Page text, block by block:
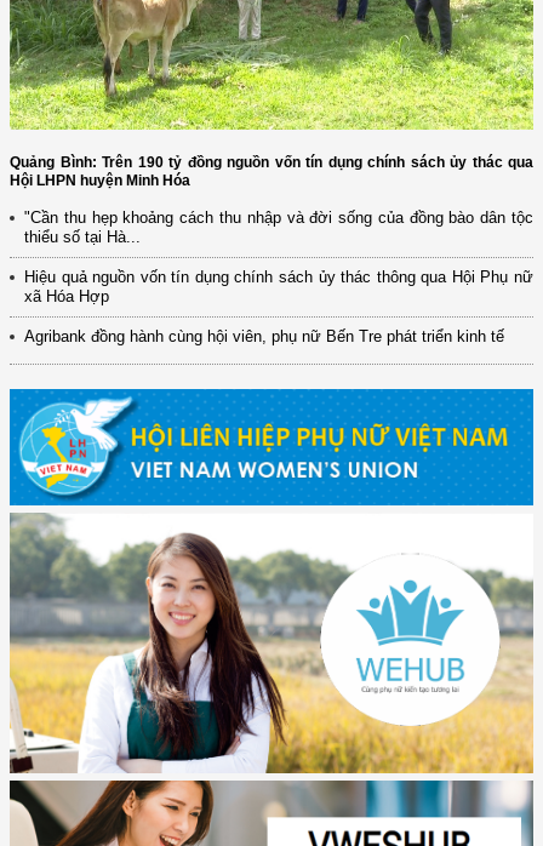
Quảng Bình: Trên 190 tỷ đồng nguồn vốn tín dụng chính sách ủy thác qua
Hội LHPN huyện Minh Hóa
"Cần thu hẹp khoảng cách thu nhập và đời sống của đồng bào dân tộc
thiểu số tại Hà...
Hiệu quả nguồn vốn tín dụng chính sách ủy thác thông qua Hội Phụ nữ
xã Hóa Hợp
Agribank đồng hành cùng hội viên, phụ nữ Bến Tre phát triển kinh tế